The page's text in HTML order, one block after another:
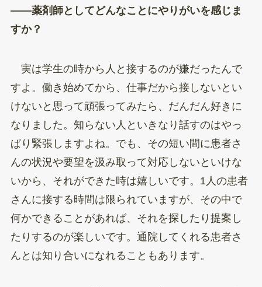
——薬剤師としてどんなことにやりがいを感じま
すか？
実は学生の時から人と接するのが嫌だったんで
すよ。働き始めてから、仕事だから接しないとい
けないと思って頑張ってみたら、だんだん好きに
なりました。知らない人といきなり話すのはやっ
ぱり緊張しますよね。でも、その短い間に患者さ
んの状況や要望を汲み取って対応しないといけな
いから、それができた時は嬉しいです。1人の患者
さんに接する時間は限られていますが、その中で
何かできることがあれば、それを探したり提案し
たりするのが楽しいです。通院してくれる患者さ
んとは知り合いになれることもあります。